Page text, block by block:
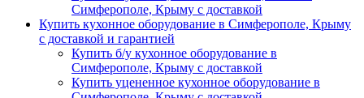
Симферополе, Крыму с доставкой
Купить кухонное оборудование в Симферополе, Крыму
с доставкой и гарантией
Купить б/у кухонное оборудование в
Симферополе, Крыму с доставкой
Купить уцененное кухонное оборудование в